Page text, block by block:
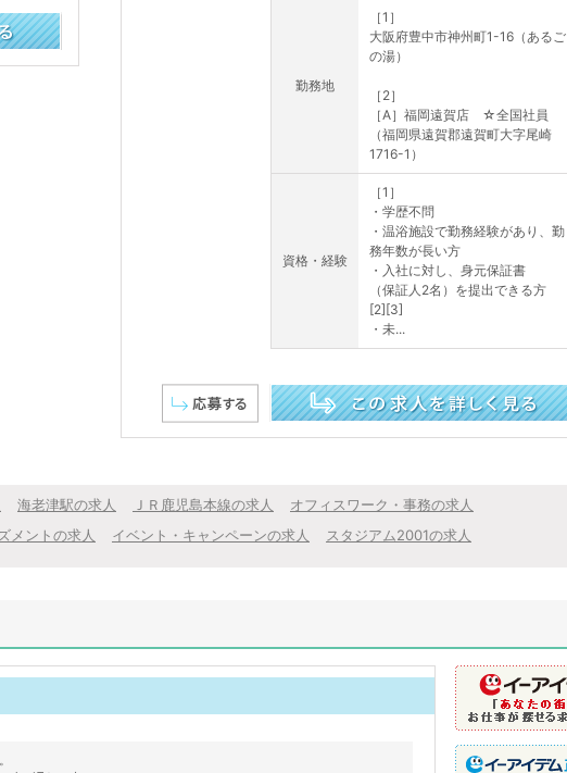
勤務地
［1］
大阪府豊中市神州町1-16（あるご
の湯）
［2］
［A］福岡遠賀店 ☆全国社員
（福岡県遠賀郡遠賀町大字尾崎
1716-1）
資格・経験
［1］
・学歴不問
・温浴施設で勤務経験があり、勤
務年数が長い方
・入社に対し、身元保証書
（保証人2名）を提出できる方
[2][3]
・未...
海老津駅の求人 ＪＲ鹿児島本線の求人
オフィスワーク・事務の求人
メントの求人 イベント・キャンペーンの求人 スタジアム2001の求人